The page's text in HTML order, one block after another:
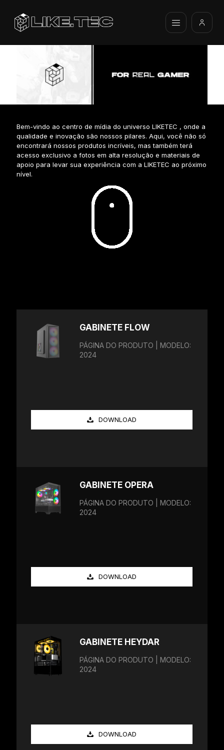
Bem-vindo ao centro de mídia do universo LIKETEC , onde a
qualidade e inovação são nossos pilares. Aqui, você não só
encontrará nossos produtos incríveis, mas também terá
acesso exclusivo a fotos em alta resolução e materiais de
apoio para levar sua experiência com a LIKETEC ao próximo
nível.
GABINETE FLOW
PÁGINA DO PRODUTO | MODELO:
2024
DOWNLOAD
GABINETE OPERA
PÁGINA DO PRODUTO | MODELO:
2024
DOWNLOAD
GABINETE HEYDAR
PÁGINA DO PRODUTO | MODELO:
2024
DOWNLOAD